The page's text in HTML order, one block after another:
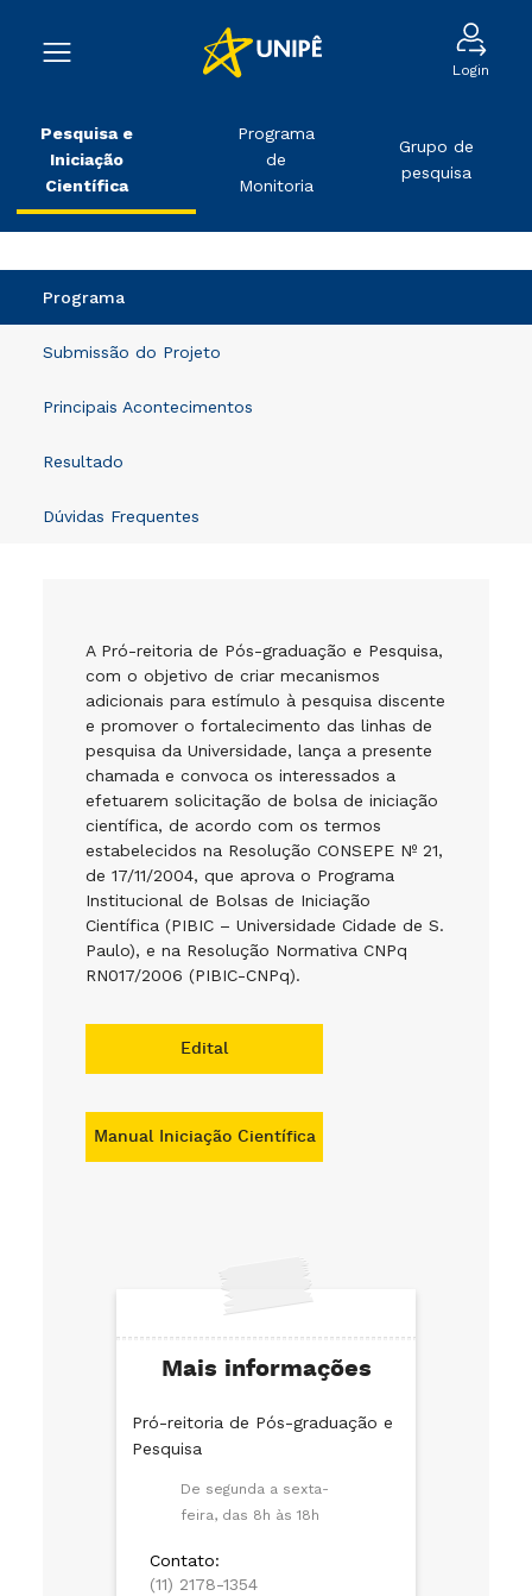
Login
Pesquisa e
Iniciação
Científica
Programa
de
Monitoria
Grupo de
pesquisa
Programa
Submissão do Projeto
Principais Acontecimentos
Resultado
Dúvidas Frequentes
A Pró-reitoria de Pós-graduação e Pesquisa,
com o objetivo de criar mecanismos
adicionais para estímulo à pesquisa discente
e promover o fortalecimento das linhas de
pesquisa da Universidade, lança a presente
chamada e convoca os interessados a
efetuarem solicitação de bolsa de iniciação
científica, de acordo com os termos
estabelecidos na Resolução CONSEPE Nº 21,
de 17/11/2004, que aprova o Programa
Institucional de Bolsas de Iniciação
Científica (PIBIC – Universidade Cidade de S.
Paulo), e na Resolução Normativa CNPq
RN017/2006 (PIBIC-CNPq).
Edital
Manual Iniciação Científica
Mais informações
Pró-reitoria de Pós-graduação e
Pesquisa
De segunda a sexta-
feira, das 8h às 18h
Contato:
(11) 2178-1354